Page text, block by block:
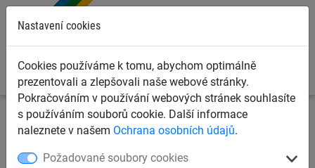
Nastavení cookies
Cookies používáme k tomu, abychom optimálně
prezentovali a zlepšovali naše webové stránky.
Pokračováním v používání webových stránek souhlasíte
s používáním souborů cookie. Další informace
naleznete v našem Ochrana osobních údajů.
Požadované soubory cookies
Dětská lanová hřiště
Šplhací sítě, žebříky, lana